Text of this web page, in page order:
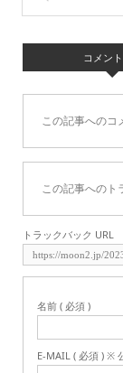
コメン
この記事へのコ
この記事へのト
トラックバック URL
名前 ( 必須 )
E-MAIL ( 必須 ) ※